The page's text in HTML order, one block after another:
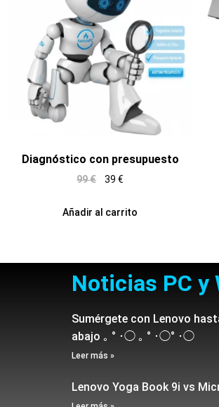
Diagnóstico con presupuesto
99€ 39 €
Añadir al carrito
Noticias PC y
Sumérgete con Lenovo
abajo ｡ ° ･◯ ｡ ° ･◯° ･◯
Leer más »
Lenovo Yoga Book 9i vs